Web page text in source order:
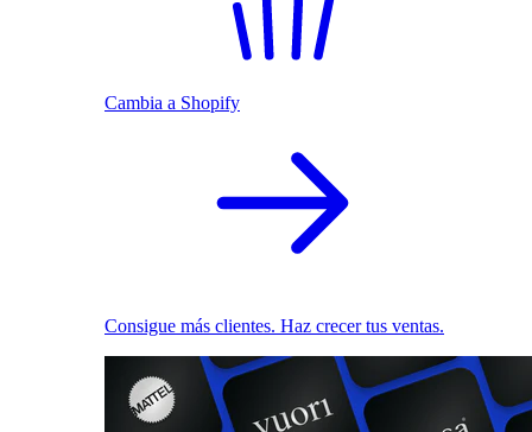
Cambia a Shopify
Consigue más clientes. Haz crecer tus ventas.